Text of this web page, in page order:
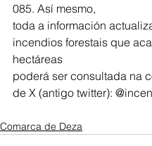
085. Así mesmo,
toda a información
incendios forestais que
hectáreas
poderá ser consultada na
de X (antigo twitter):
Comarca de Deza